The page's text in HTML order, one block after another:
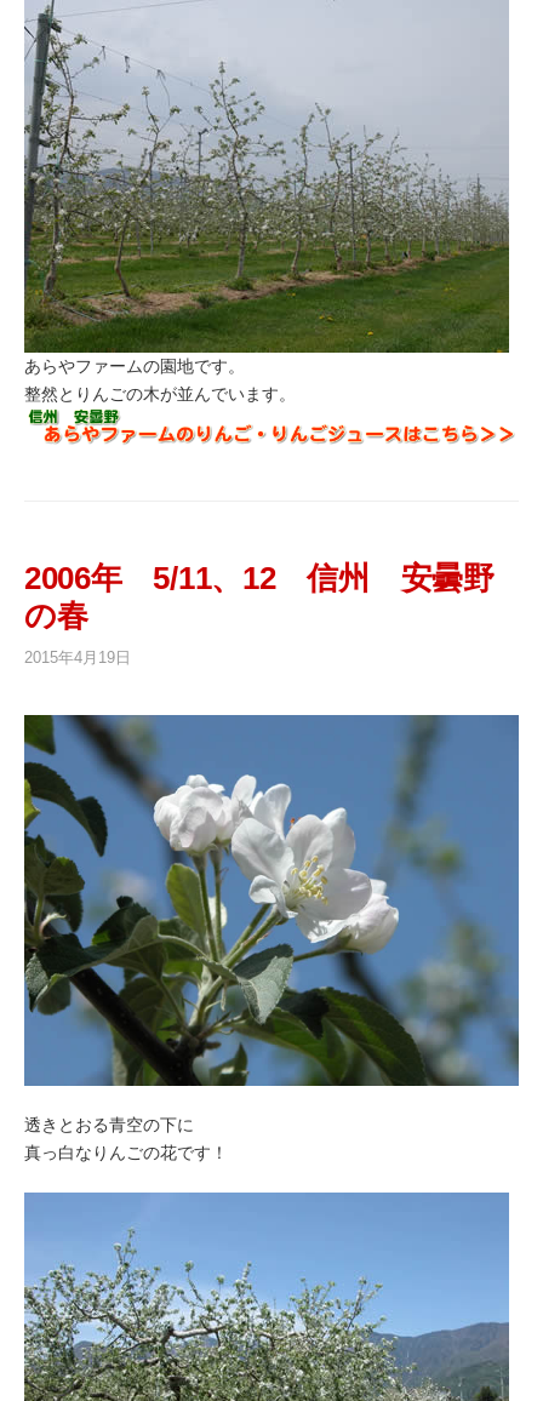
あらやファームの園地です。
整然とりんごの木が並んでいます。
2006年 5/11、12 信州 安曇野
の春
2015年4月19日
透きとおる青空の下に
真っ白なりんごの花です！